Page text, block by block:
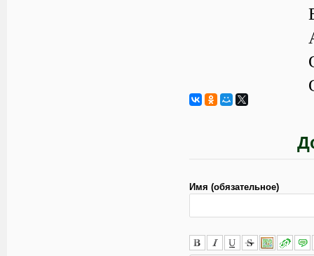
Имя (обязательное)